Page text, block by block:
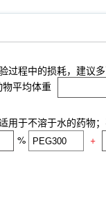
bidentata root
LRRC15 / LIB)
mouse Ly6G/Ly6C
Light
(Rabbit mAb)
Cytokeratin 17
Antibody
mAb) [E19P8]
过程中的损耗，建议
物平均体重
用于不溶于水的药物
% +